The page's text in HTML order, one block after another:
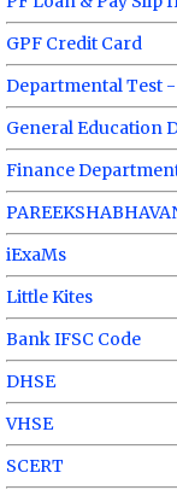
GPF Credit Card
Departmental Test -
General Education
Finance
iExaMs
Little Kites
Bank IFSC Code
DHSE
VHSE
SCERT